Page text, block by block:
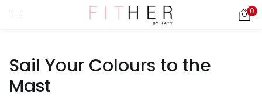
0
Enter your username and password to login.
Sail Your Colours to the
Mast